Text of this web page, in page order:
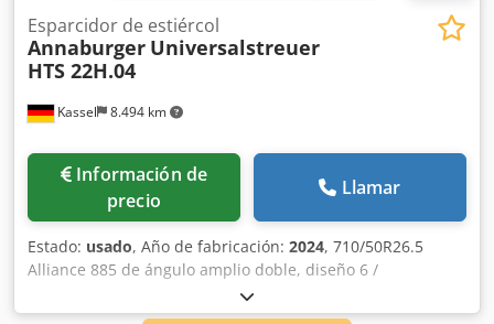
Kassel 8.494 km
Esparcidor de estiércol
Annaburger Universalstreuer
HTS 22H.04
Información de
precio
Llamar
Estado: usado, Año de fabricación: 2024, 710/50R26.5
Alliance 885 de ángulo amplio doble, diseño 6 /
Suplemento de compost de 400 mm, coste adicional /
Tercer rodillo despedazador con púas atornilladas para 3